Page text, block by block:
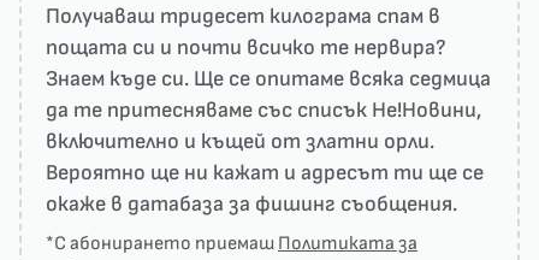
Получаваш тридесет килограма спам в
пощата си и почти всичко те нервира?
Знаем къде си. Ще се опитаме всяка седмица
да те притесняваме със списък He!Новини,
включително и къщей от златни орли.
Вероятно ще ни кажат и адресът ти ще се
окаже в датабаза за фишинг съобщения.
*С абонирането приемаш Политиката за